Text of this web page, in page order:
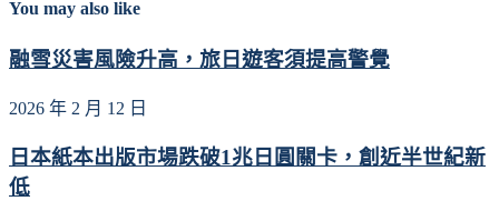
You may also like
融雪災害風險升高，旅日遊客須提高警覺
2026 年 2 月 12 日
日本紙本出版市場跌破1兆日圓關卡，創近半世紀新
低